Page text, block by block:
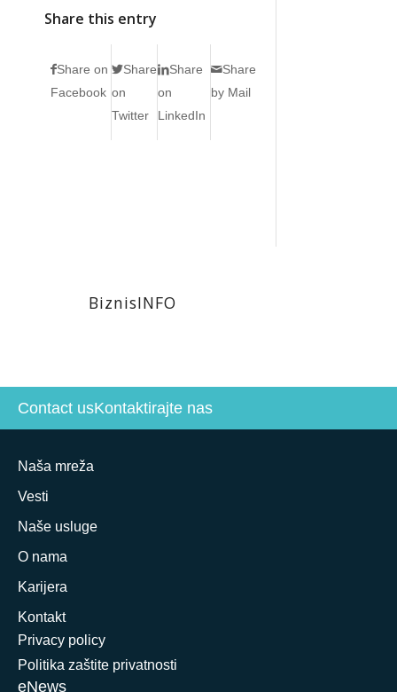
Share this entry
Share on
Facebook
Share
on
Twitter
Share
on
LinkedIn
Share
by Mail
BiznisINFO
Contact usKontaktirajte nas
Naša mreža
Vesti
Naše usluge
O nama
Karijera
Kontakt
Privacy policy
Politika zaštite privatnosti
eNews